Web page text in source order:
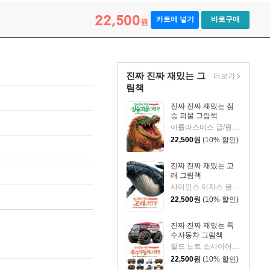
22,500원 카트에 넣기 바로구매
진짜 진짜 재밌는 그
림책
진짜 진짜 재밌는 짐
승 괴물 그림책
아틀라스미스 글/원더아크 그림
22,500원 (10% 할인)
진짜 진짜 재밌는 고
래 그림책
사이언스 이지스 글/벨마르카 그림
22,500원 (10% 할인)
진짜 진짜 재밌는 특
수자동차 그림책
필드 노트 소사이어티 글/노스마크 그림
22,500원 (10% 할인)
더보기